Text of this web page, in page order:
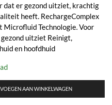
dat er gezond uitziet, krachtig
heeft. RechargeComplex
Microfluid Technologie. Voor
uitziet Reinigt,
en hoofdhuid
AAN WINKELWAGEN